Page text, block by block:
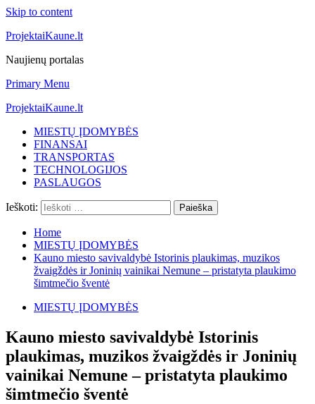
Skip to content
ProjektaiKaune.lt
Naujienų portalas
Primary Menu
ProjektaiKaune.lt
MIESTŲ ĮDOMYBĖS
FINANSAI
TRANSPORTAS
TECHNOLOGIJOS
PASLAUGOS
Ieškoti:
Home
MIESTŲ ĮDOMYBĖS
Kauno miesto savivaldybė Istorinis plaukimas, muzikos
žvaigždės ir Joninių vainikai Nemune – pristatyta plaukimo
šimtmečio šventė
MIESTŲ ĮDOMYBĖS
Kauno miesto savivaldybė Istorinis
plaukimas, muzikos žvaigždės ir Joninių
vainikai Nemune – pristatyta plaukimo
šimtmečio šventė